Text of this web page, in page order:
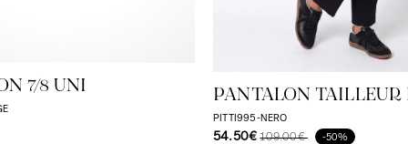
7/8 UNI
PANTALON TAILLEUR
UNI
PITTI995-NERO
54.50€ 109.00€ -50%